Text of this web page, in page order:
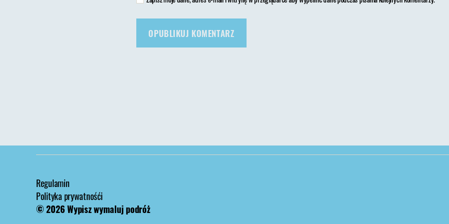
Regulamin
Polityka prywatnośći
© 2026Wypisz wymaluj podróż